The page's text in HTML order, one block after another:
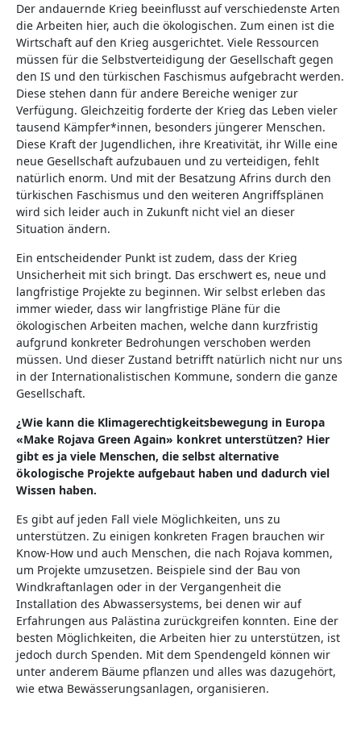
Der andauernde Krieg beeinflusst auf verschiedenste Arten
die Arbeiten hier, auch die ökologischen. Zum einen ist die
Wirtschaft auf den Krieg ausgerichtet. Viele Ressourcen
müssen für die Selbstverteidigung der Gesellschaft gegen
den IS und den türkischen Faschismus aufgebracht werden.
Diese stehen dann für andere Bereiche weniger zur
Verfügung. Gleichzeitig forderte der Krieg das Leben vieler
tausend Kämpfer*innen, besonders jüngerer Menschen.
Diese Kraft der Jugendlichen, ihre Kreativität, ihr Wille eine
neue Gesellschaft aufzubauen und zu verteidigen, fehlt
natürlich enorm. Und mit der Besatzung Afrins durch den
türkischen Faschismus und den weiteren Angriffsplänen
wird sich leider auch in Zukunft nicht viel an dieser
Situation ändern.
Ein entscheidender Punkt ist zudem, dass der Krieg
Unsicherheit mit sich bringt. Das erschwert es, neue und
langfristige Projekte zu beginnen. Wir selbst erleben das
immer wieder, dass wir langfristige Pläne für die
ökologischen Arbeiten machen, welche dann kurzfristig
aufgrund konkreter Bedrohungen verschoben werden
müssen. Und dieser Zustand betrifft natürlich nicht nur uns
in der Internationalistischen Kommune, sondern die ganze
Gesellschaft.
¿Wie kann die Klimagerechtigkeitsbewegung in Europa
«Make Rojava Green Again» konkret unterstützen? Hier
gibt es ja viele Menschen, die selbst alternative
ökologische Projekte aufgebaut haben und dadurch viel
Wissen haben.
Es gibt auf jeden Fall viele Möglichkeiten, uns zu
unterstützen. Zu einigen konkreten Fragen brauchen wir
Know-How und auch Menschen, die nach Rojava kommen,
um Projekte umzusetzen. Beispiele sind der Bau von
Windkraftanlagen oder in der Vergangenheit die
Installation des Abwassersystems, bei denen wir auf
Erfahrungen aus Palästina zurückgreifen konnten. Eine der
besten Möglichkeiten, die Arbeiten hier zu unterstützen, ist
jedoch durch Spenden. Mit dem Spendengeld können wir
unter anderem Bäume pflanzen und alles was dazugehört,
wie etwa Bewässerungsanlagen, organisieren.